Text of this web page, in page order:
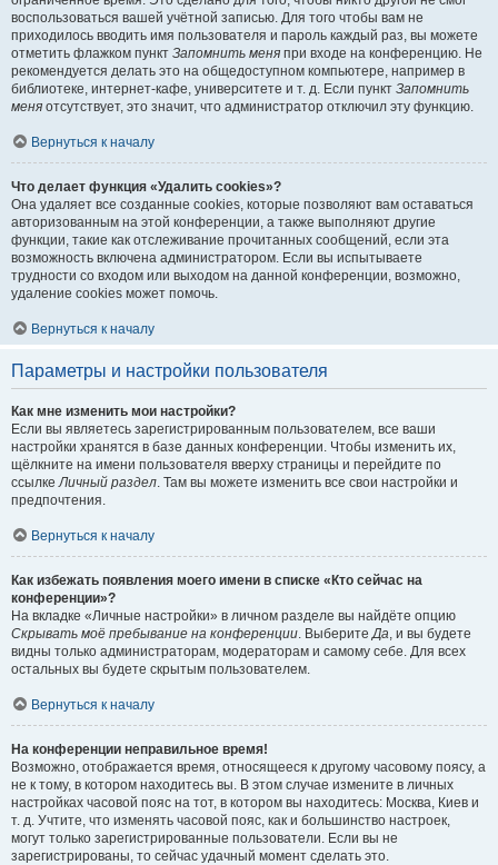
воспользоваться вашей учётной записью. Для того чтобы вам не
приходилось вводить имя пользователя и пароль каждый раз, вы можете
отметить флажком пункт Запомнить меня при входе на конференцию. Не
рекомендуется делать это на общедоступном компьютере, например в
библиотеке, интернет-кафе, университете и т. д. Если пункт Запомнить
меня отсутствует, это значит, что администратор отключил эту функцию.
Вернуться к началу
Что делает функция «Удалить cookies»?
Она удаляет все созданные cookies, которые позволяют вам оставаться
авторизованным на этой конференции, а также выполняют другие
функции, такие как отслеживание прочитанных сообщений, если эта
возможность включена администратором. Если вы испытываете
трудности со входом или выходом на данной конференции, возможно,
удаление cookies может помочь.
Вернуться к началу
Параметры и настройки пользователя
Как мне изменить мои настройки?
Если вы являетесь зарегистрированным пользователем, все ваши
настройки хранятся в базе данных конференции. Чтобы изменить их,
щёлкните на имени пользователя вверху страницы и перейдите по
ссылкеЛичный раздел. Там вы можете изменить все свои настройки и
предпочтения.
Вернуться к началу
Как избежать появления моего имени в списке «Кто сейчас на
конференции»?
На вкладке «Личные настройки» в личном разделе вы найдёте опцию
Скрывать моё пребывание на конференции. ВыберитеДа, и вы будете
видны только администраторам, модераторам и самому себе. Для всех
остальных вы будете скрытым пользователем.
Вернуться к началу
На конференции неправильное время!
Возможно, отображается время, относящееся к другому часовому поясу, а
не к тому, в котором находитесь вы. В этом случае измените в личных
настройках часовой пояс на тот, в котором вы находитесь: Москва, Киев и
т. д. Учтите, что изменять часовой пояс, как и большинство настроек,
могут только зарегистрированные пользователи. Если вы не
зарегистрированы, то сейчас удачный момент сделать это.